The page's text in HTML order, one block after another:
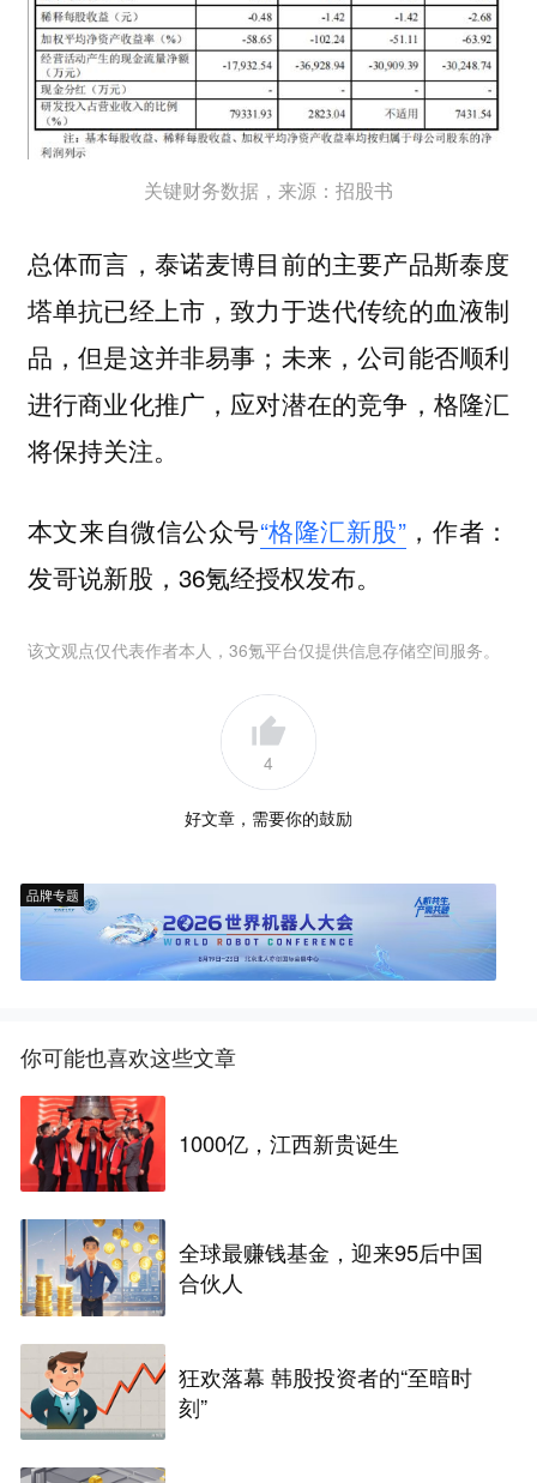
关键财务数据，来源：招股书
总体而言，泰诺麦博目前的主要产品斯泰度
塔单抗已经上市，致力于迭代传统的血液制
品，但是这并非易事；未来，公司能否顺利
进行商业化推广，应对潜在的竞争，格隆汇
将保持关注。
本文来自微信公众号“格隆汇新股”，作者：
发哥说新股，36氪经授权发布。
该文观点仅代表作者本人，36氪平台仅提供信息存储空间服务。
4
好文章，需要你的鼓励
品牌专题
你可能也喜欢这些文章
1000亿，江西新贵诞生
全球最赚钱基金，迎来95后中国
合伙人
狂欢落幕 韩股投资者的“至暗时
刻”